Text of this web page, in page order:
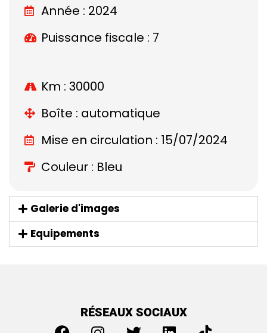
Année : 2024
Puissance fiscale : 7
Km : 30000
Boîte : automatique
Mise en circulation : 15/07/2024
Couleur : Bleu
Galerie d'images
Equipements
RÉSEAUX SOCIAUX